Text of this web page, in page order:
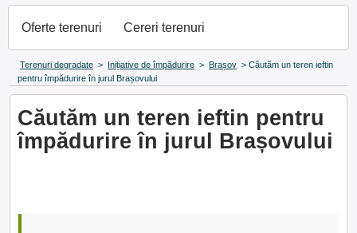
Oferte terenuri Cereri terenuri
Terenuri degradate > Inițiative de împădurire > Brașov > Căutăm un teren ieftin
pentru împădurire în jurul Brașovului
Căutăm un teren ieftin pentru
împădurire în jurul Brașovului